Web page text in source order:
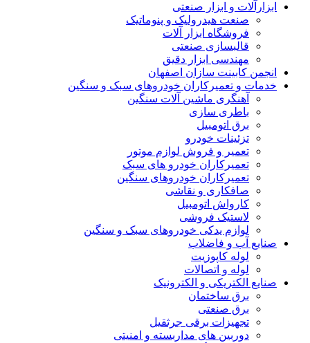
ابزارآلات و ابزار صنعتی
صنعت هیدرولیک و پنوماتیک
فروشگاه ابزار آلات
قالبسازی صنعتی
مهندسی ابزار دقیق
انجمن کابینت سازان اصفهان
خدمات و تعمیرکاران خودروهای سبک و سنگین
آهنگری ماشین آلات سنگین
باطری سازی
برق اتومبیل
تزئینات خودرو
تعمیر و فروش لوازم موتور
تعمیرکاران خودرو های سبک
تعمیرکاران خودروهای سنگین
صافکاری و نقاشی
کارواش اتومبیل
لاستیک فروشی
لوازم یدکی خودروهای سبک و سنگین
صنایع آب و فاضلاب
لوله کاپوزیت
لوله و اتصالات
صنایع الکتریکی و الکترونیک
برق ساختمان
برق صنعتی
تجهیزات برقی جرثقیل
دوربین های مداربسته و امنیتی